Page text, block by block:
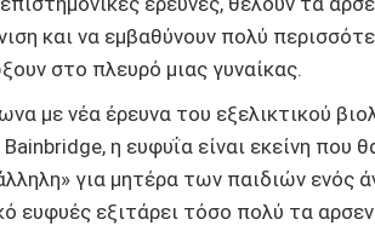
και να εμβαθύνουν πολύ
στο πλευρό μιας γυναίκας.
με νέα έρευνα του εξελικτικού
η ευφυΐα είναι εκείνη που
για μητέρα των παιδιών ενός
ευφυές εξιτάρει τόσο πολύ τα